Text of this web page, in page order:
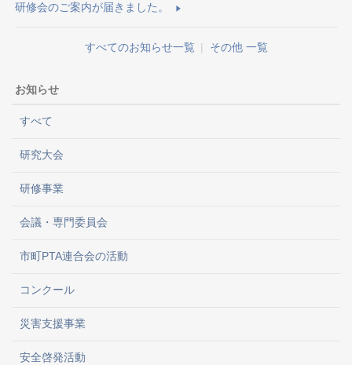
研修会のご案内が届きました。
すべてのお知らせ一覧 | その他 一覧
お知らせ
すべて
研究大会
研修事業
会議・専門委員会
市町PTA連合会の活動
コンクール
災害支援事業
安全啓発活動